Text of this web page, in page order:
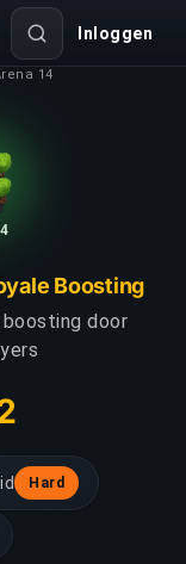
Inloggen
14
Boosting
boosting door
Hard